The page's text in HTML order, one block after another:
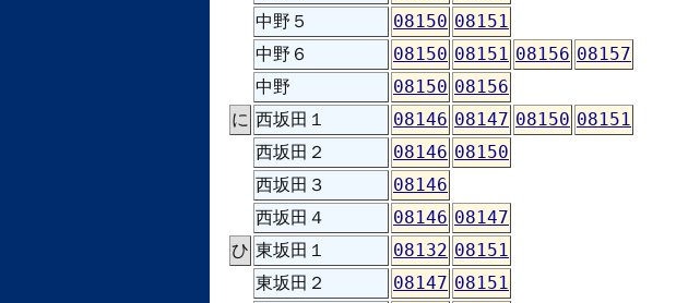
中野５
08150 08151
中野６
08150 08151 08156 08157
中野
08150 08156
に 西坂田１ 08146 08147 08150 08151
西坂田２
08146 08150
西坂田３
08146
西坂田４
08146 08147
ひ 東坂田１ 08132 08151
東坂田２
08147 08151